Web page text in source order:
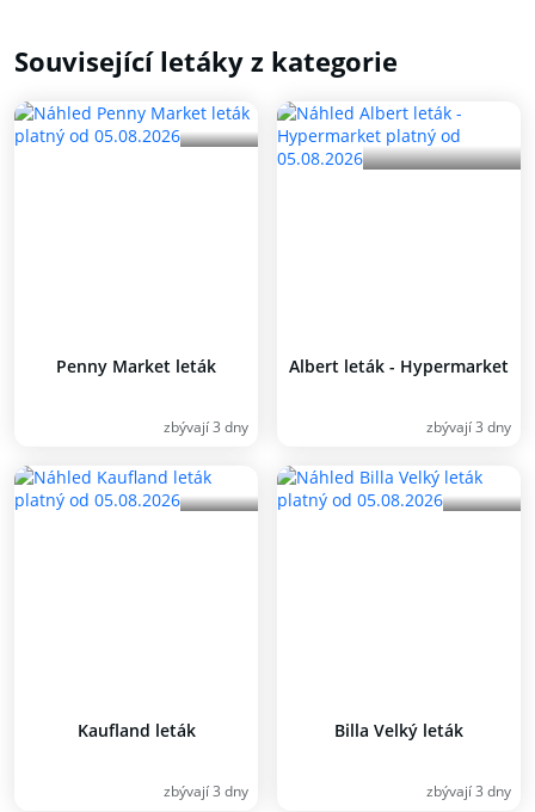
Související letáky z kategorie
Penny Market leták
zbývají 3 dny
Albert leták - Hypermarket
zbývají 3 dny
Kaufland leták
zbývají 3 dny
Billa Velký leták
zbývají 3 dny